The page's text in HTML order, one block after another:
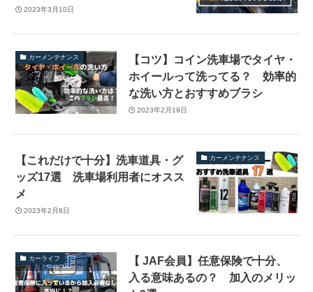
2023年3月10日
カーメンテナンス
【コツ】コイン洗車場でタイヤ・
ホイールって洗ってる？ 効率的
な洗い方とおすすめブラシ
2023年2月19日
カーメンテナンス
【これだけで十分】洗車道具・グ
ッズ17選 洗車場利用者にオスス
メ
2023年2月8日
カーライフ
【 JAF会員】任意保険で十分、
入る意味あるの？ 加入のメリッ